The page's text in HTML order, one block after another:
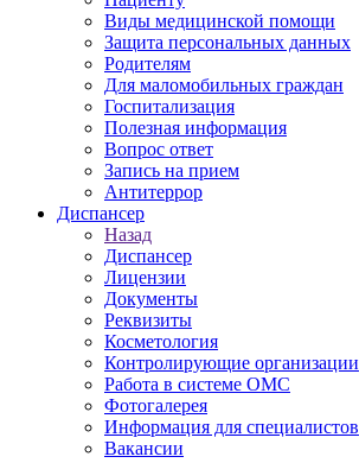
Виды медицинской помощи
Защита персональных данных
Родителям
Для маломобильных граждан
Госпитализация
Полезная информация
Вопрос ответ
Запись на прием
Антитеррор
Диспансер
Назад
Диспансер
Лицензии
Документы
Реквизиты
Косметология
Контролирующие организации
Работа в системе ОМС
Фотогалерея
Информация для специалистов
Вакансии